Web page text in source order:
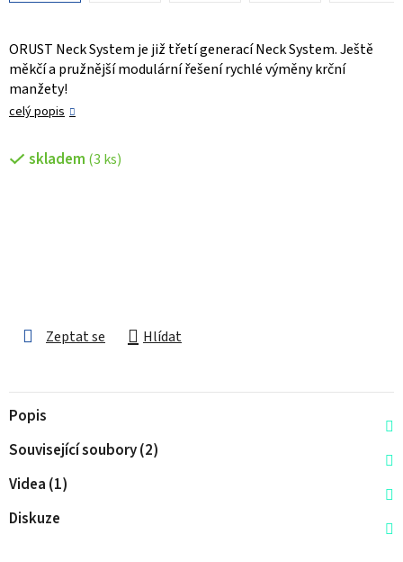
ORUST Neck System je již třetí generací Neck System. Ještě
měkčí a pružnější modulární řešení rychlé výměny krční
manžety!
celý popis
skladem (3 ks)
Zeptat se Hlídat
Popis
Související soubory (2)
Videa (1)
Diskuze